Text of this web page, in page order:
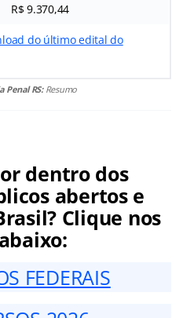
R$ 9.370,44
do último edital do
Penal RS:Resumo
dentro dos
abertos e
Clique nos
FEDERAIS